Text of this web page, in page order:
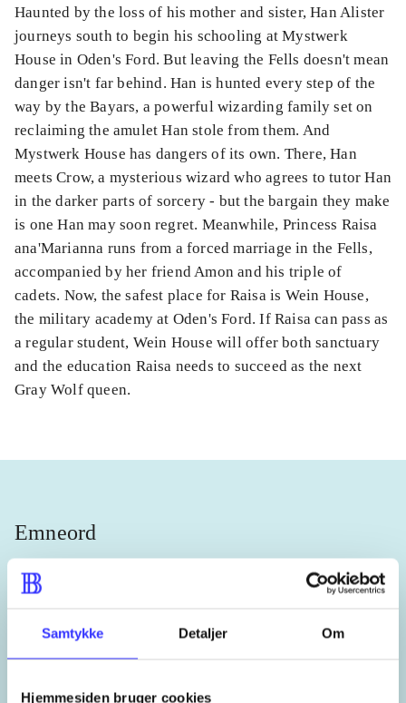
Samtykke Detaljer Om
Hjemmesiden bruger cookies
Haunted by the loss of his mother and sister, Han Alister
journeys south to begin his schooling at Mystwerk
House in Oden's Ford. But leaving the Fells doesn't mean
danger isn't far behind. Han is hunted every step of the
way by the Bayars, a powerful wizarding family set on
reclaiming the amulet Han stole from them. And
Mystwerk House has dangers of its own. There, Han
meets Crow, a mysterious wizard who agrees to tutor Han
in the darker parts of sorcery - but the bargain they make
is one Han may soon regret. Meanwhile, Princess Raisa
ana'Marianna runs from a forced marriage in the Fells,
accompanied by her friend Amon and his triple of
cadets. Now, the safest place for Raisa is Wein House,
the military academy at Oden's Ford. If Raisa can pass as
a regular student, Wein House will offer both sanctuary
and the education Raisa needs to succeed as the next
Gray Wolf queen.
Emneord
troldmænd
Lignende emneord